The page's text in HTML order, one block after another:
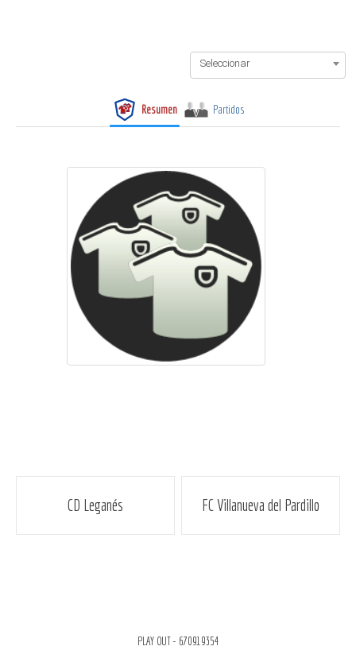
Seleccionar
Resumen Partidos
Navegación
de
CD Leganés FC Villanueva del Pardillo
PLAY OUT - 670919354